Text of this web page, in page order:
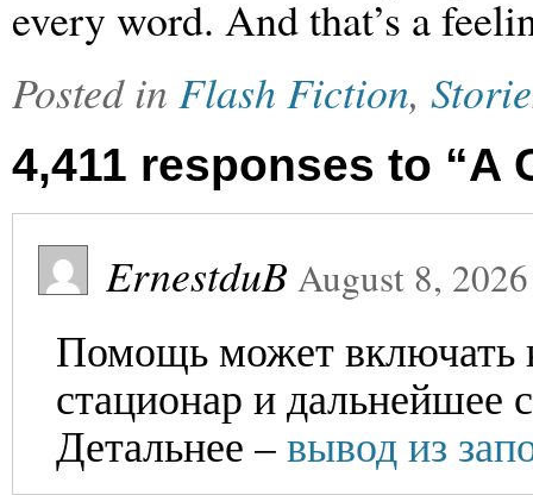
every word. And that’s a
Posted in Flash Fiction,
4,411 responses to “A
ErnestduB August 8, 2026
Помощь может включать
стационар и дальнейшее
Детальнее –вывод из